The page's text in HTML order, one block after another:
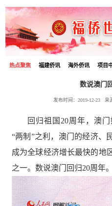
热点聚焦 福建侨讯 海外侨讯 项目
数说澳门
发布时间：2019-12-23 来
回归祖国20周年，澳
“两制”之利，澳门的经济、
成为全球经济增长最快的地
之一。数说澳门回归20周年。